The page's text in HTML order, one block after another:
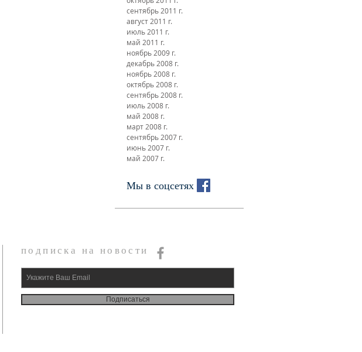
сентябрь 2011 г.
август 2011 г.
июль 2011 г.
май 2011 г.
ноябрь 2009 г.
декабрь 2008 г.
ноябрь 2008 г.
октябрь 2008 г.
сентябрь 2008 г.
июль 2008 г.
май 2008 г.
март 2008 г.
сентябрь 2007 г.
июнь 2007 г.
май 2007 г.
Мы в соцсетях
Подписаться
подписка на новости